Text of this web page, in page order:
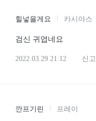
힐넣을게요 카시야스
검신 귀엽네요
2022.03.29 21:12 신고
깐프기린 프레이